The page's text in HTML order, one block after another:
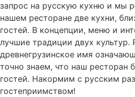
запрос на русскую кухню и мы
нашем ресторане две кухни,
гостей. В концепции, меню и
лучшие традиции двух культур.
древнегрузинское имя
точно знаем, что наш ресторан
гостей. Накормим с русским
гостеприимством!